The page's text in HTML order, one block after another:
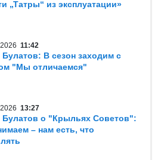
„Татры“ из эксплуатации»
11:42
Булатов: В сезон заходим с
"Мы отличаемся"
13:27
Булатов о "Крыльях Советов":
– нам есть, что